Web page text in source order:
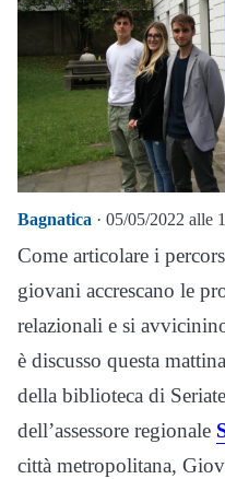
Bagnatica · 05/05/2022 alle
Come articolare i
giovani accrescano le
relazionali e si
è discusso questa
della biblioteca di
dell’assessore regionale
città metropolitana,